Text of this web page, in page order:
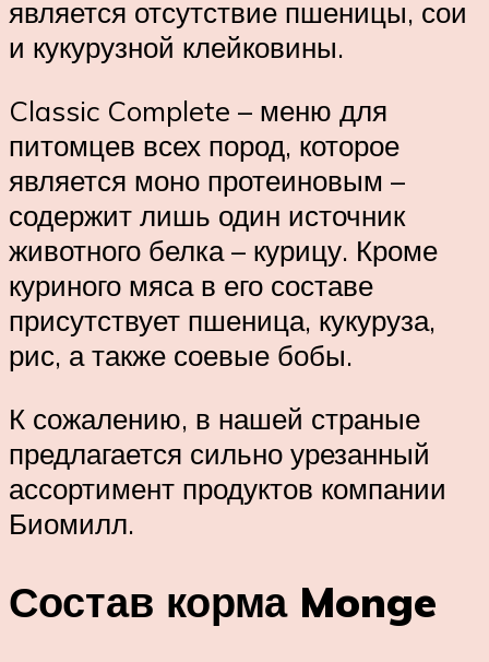
является отсутствие пшеницы, сои
и кукурузной клейковины.
Classic Complete – меню для
питомцев всех пород, которое
является моно протеиновым –
содержит лишь один источник
животного белка – курицу. Кроме
куриного мяса в его составе
присутствует пшеница, кукуруза,
рис, а также соевые бобы.
К сожалению, в нашей страные
предлагается сильно урезанный
ассортимент продуктов компании
Биомилл.
Состав корма Monge